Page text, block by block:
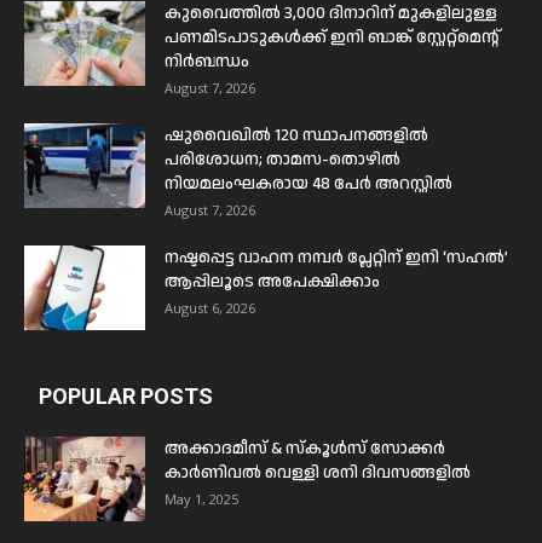
കുവൈത്തിൽ 3,000 ദിനാറിന് മുകളിലുള്ള
പണമിടപാടുകൾക്ക് ഇനി ബാങ്ക് സ്റ്റേറ്റ്മെന്റ്
നിർബന്ധം
August 7, 2026
ഷുവൈഖിൽ 120 സ്ഥാപനങ്ങളിൽ
പരിശോധന; താമസ-തൊഴിൽ
നിയമലംഘകരായ 48 പേർ അറസ്റ്റിൽ
August 7, 2026
നഷ്ടപ്പെട്ട വാഹന നമ്പർ പ്ലേറ്റിന് ഇനി ‘സഹൽ’
ആപ്പിലൂടെ അപേക്ഷിക്കാം
August 6, 2026
POPULAR POSTS
അക്കാദമീസ് & സ്കൂൾസ് സോക്കർ
കാർണിവൽ വെള്ളി ശനി ദിവസങ്ങളിൽ
May 1, 2025